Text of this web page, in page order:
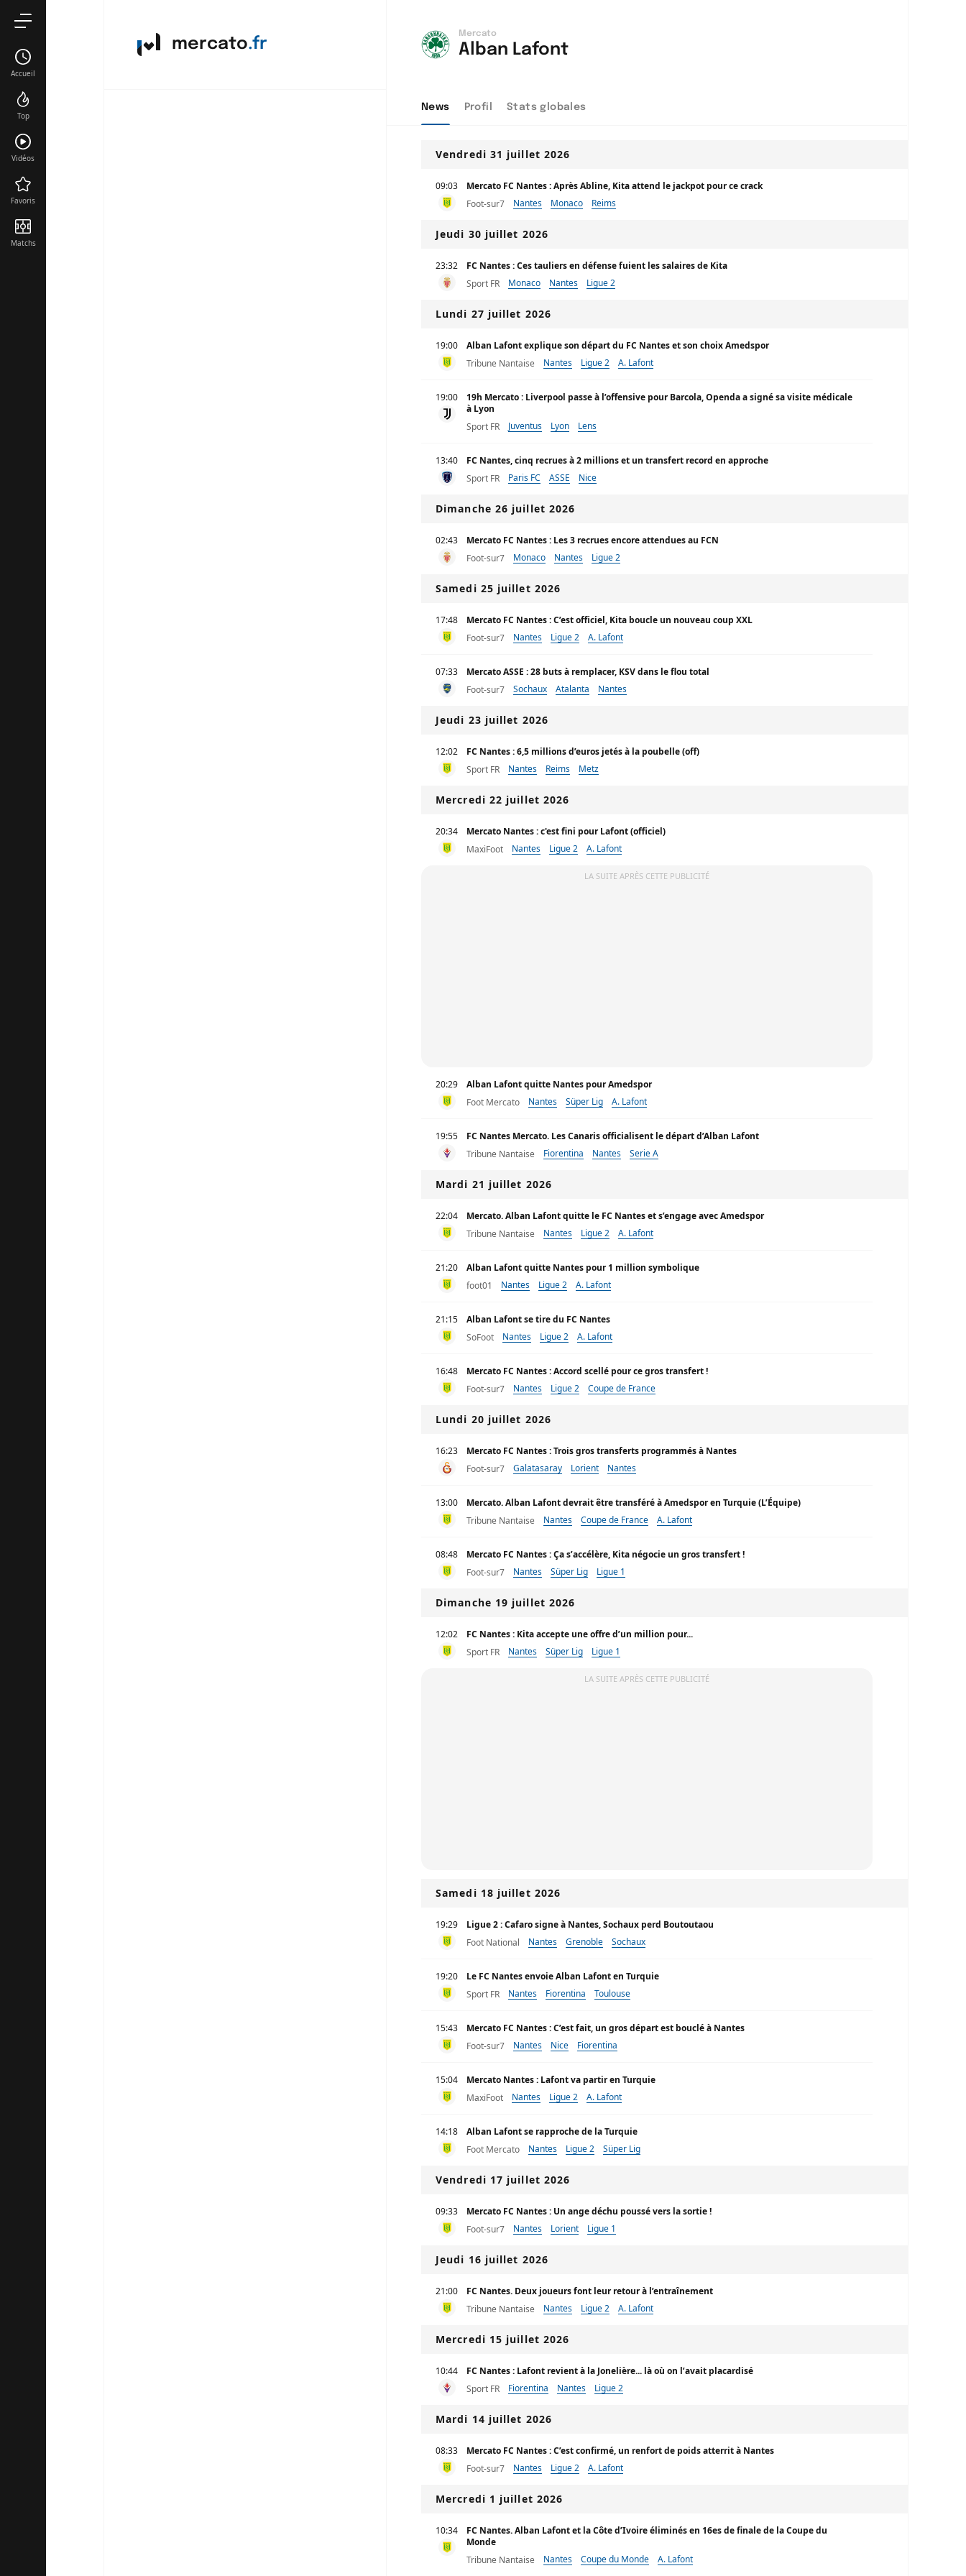
mercato.fr
Mercato
Alban Lafont
News Profil Stats globales
Vendredi 31 juillet 2026
09:03
Mercato FC Nantes : Après Abline, Kita attend le jackpot pour ce crack
Foot-sur7
Nantes Monaco Reims
Jeudi 30 juillet 2026
23:32
FC Nantes : Ces tauliers en défense fuient les salaires de Kita
Sport FR
Monaco Nantes Ligue 2
Lundi 27 juillet 2026
19:00
Alban Lafont explique son départ du FC Nantes et son choix Amedspor
Tribune Nantaise
Nantes Ligue 2 A. Lafont
19:00
19h Mercato : Liverpool passe à l’offensive pour Barcola, Openda a signé sa visite médicale
à Lyon
Sport FR
Juventus Lyon Lens
13:40
FC Nantes, cinq recrues à 2 millions et un transfert record en approche
Sport FR
Paris FC ASSE Nice
Dimanche 26 juillet 2026
02:43
Mercato FC Nantes : Les 3 recrues encore attendues au FCN
Foot-sur7
Monaco Nantes Ligue 2
Samedi 25 juillet 2026
17:48
Mercato FC Nantes : C’est officiel, Kita boucle un nouveau coup XXL
Foot-sur7
Nantes Ligue 2 A. Lafont
07:33
Mercato ASSE : 28 buts à remplacer, KSV dans le flou total
Foot-sur7
Sochaux Atalanta Nantes
Jeudi 23 juillet 2026
12:02
FC Nantes : 6,5 millions d’euros jetés à la poubelle (off)
Sport FR
Nantes Reims Metz
Mercredi 22 juillet 2026
20:34
Mercato Nantes : c'est fini pour Lafont (officiel)
MaxiFoot
Nantes Ligue 2 A. Lafont
LA SUITE APRÈS CETTE PUBLICITÉ
20:29
Alban Lafont quitte Nantes pour Amedspor
Foot Mercato
Nantes Süper Lig A. Lafont
19:55
FC Nantes Mercato. Les Canaris officialisent le départ d’Alban Lafont
Tribune Nantaise
Fiorentina Nantes Serie A
Mardi 21 juillet 2026
22:04
Mercato. Alban Lafont quitte le FC Nantes et s’engage avec Amedspor
Tribune Nantaise
Nantes Ligue 2 A. Lafont
21:20
Alban Lafont quitte Nantes pour 1 million symbolique
foot01
Nantes Ligue 2 A. Lafont
21:15
Alban Lafont se tire du FC Nantes
SoFoot
Nantes Ligue 2 A. Lafont
16:48
Mercato FC Nantes : Accord scellé pour ce gros transfert !
Foot-sur7
Nantes Ligue 2 Coupe de France
Lundi 20 juillet 2026
16:23
Mercato FC Nantes : Trois gros transferts programmés à Nantes
Foot-sur7
Galatasaray Lorient Nantes
13:00
Mercato. Alban Lafont devrait être transféré à Amedspor en Turquie (L’Équipe)
Tribune Nantaise
Nantes Coupe de France A. Lafont
08:48
Mercato FC Nantes : Ça s’accélère, Kita négocie un gros transfert !
Foot-sur7
Nantes Süper Lig Ligue 1
Dimanche 19 juillet 2026
12:02
FC Nantes : Kita accepte une offre d’un million pour...
Sport FR
Nantes Süper Lig Ligue 1
LA SUITE APRÈS CETTE PUBLICITÉ
Samedi 18 juillet 2026
19:29
Ligue 2 : Cafaro signe à Nantes, Sochaux perd Boutoutaou
Foot National
Nantes Grenoble Sochaux
19:20
Le FC Nantes envoie Alban Lafont en Turquie
Sport FR
Nantes Fiorentina Toulouse
15:43
Mercato FC Nantes : C’est fait, un gros départ est bouclé à Nantes
Foot-sur7
Nantes Nice Fiorentina
15:04
Mercato Nantes : Lafont va partir en Turquie
MaxiFoot
Nantes Ligue 2 A. Lafont
14:18
Alban Lafont se rapproche de la Turquie
Foot Mercato
Nantes Ligue 2 Süper Lig
Vendredi 17 juillet 2026
09:33
Mercato FC Nantes : Un ange déchu poussé vers la sortie !
Foot-sur7
Nantes Lorient Ligue 1
Jeudi 16 juillet 2026
21:00
FC Nantes. Deux joueurs font leur retour à l’entraînement
Tribune Nantaise
Nantes Ligue 2 A. Lafont
Mercredi 15 juillet 2026
10:44
FC Nantes : Lafont revient à la Jonelière... là où on l’avait placardisé
Sport FR
Fiorentina Nantes Ligue 2
Mardi 14 juillet 2026
08:33
Mercato FC Nantes : C’est confirmé, un renfort de poids atterrit à Nantes
Foot-sur7
Nantes Ligue 2 A. Lafont
Mercredi 1 juillet 2026
10:34
FC Nantes. Alban Lafont et la Côte d’Ivoire éliminés en 16es de finale de la Coupe du
Monde
Tribune Nantaise
Nantes Coupe du Monde A. Lafont
Accueil
Top
Vidéos
Favoris
Matchs